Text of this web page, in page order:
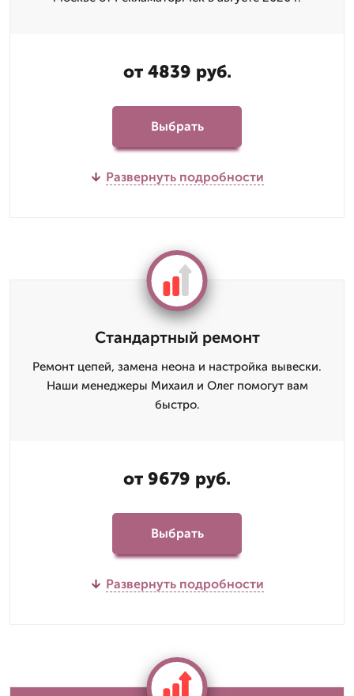
от 4839 руб.
Выбрать
Развернуть подробности
Стандартный ремонт
Ремонт цепей, замена неона и настройка вывески.
Наши менеджеры Михаил и Олег помогут вам
быстро.
от 9679 руб.
Выбрать
Развернуть подробности